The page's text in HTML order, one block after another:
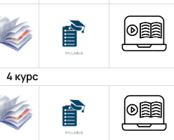
4 курс